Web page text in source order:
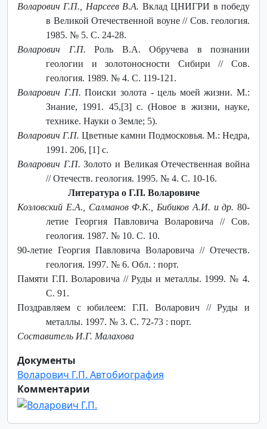
Воларович Г.П., Нарсеев В.А. Вклад ЦНИГРИ в победу
в Великой Отечественной воуне // Сов. геология.
1985. № 5. С. 24-28.
Воларович Г.П. Роль В.А. Обручева в познании
геологии и золотоносности Сибири // Сов.
геология. 1989. № 4. С. 119-121.
Воларович Г.П. Поиски золота - цель моей жизни. М.:
Знание, 1991. 45,[3] с. (Новое в жизни, науке,
технике. Науки о Земле; 5).
Воларович Г.П. Цветные камни Подмосковья. М.: Недра,
1991. 206, [1] с.
Воларович Г.П. Золото и Великая Отечественная война
// Отечеств. геология. 1995. № 4. С. 10-16.
Литература о Г.П. Воларовиче
Козловский Е.А., Салманов Ф.К., Бибиков А.И. и др. 80-
летие Георгия Павловича Воларовича // Сов.
геология. 1987. № 10. С. 10.
90-летие Георгия Павловича Воларовича // Отечеств.
геология. 1997. № 6. Обл. : порт.
Памяти Г.П. Воларовича // Руды и металлы. 1999. № 4.
С. 91.
Поздравляем с юбилеем: Г.П. Воларович // Руды и
металлы. 1997. № 3. С. 72-73 : порт.
Составитель И.Г. Малахова
Документы
Воларович Г.П. Автобиография
Комментарии